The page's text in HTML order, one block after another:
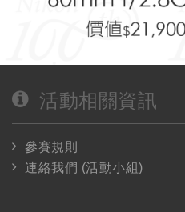
活動相關資訊
參賽規則
連絡我們 (活動小組)